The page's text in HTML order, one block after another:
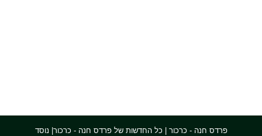
פרדס חנה - כרכור | כל החדשות של פרדס חנה - כרכור| נוסד